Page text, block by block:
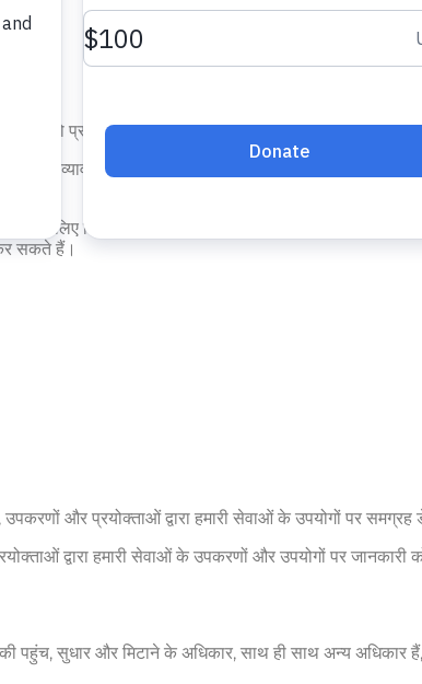
को प्रदान की जाने वाली सेवाओं को संचालित करने,
व्यावहारिकता प्रदान करने, प्रदर्शन का विश्लेषण करने,
के लिए जिनमें आपकी रुचि हो सकती हैं, हमारी सेवाओं का
सकते हैं।
और प्रयोक्‍ताओं द्वारा हमारी सेवाओं के उपयोगों पर समग्रह
द्वारा हमारी सेवाओं के उपकरणों और उपयोगों पर
पहुंच, सुधार और मिटाने के अधिकार, साथ ही साथ अन्य अधिकार